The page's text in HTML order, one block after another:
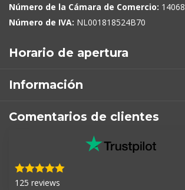
Número de la Cámara de Comercio:
Número de IVA: NL001818524B70
Horario de apertura
Información
Comentarios de clientes
125 reviews